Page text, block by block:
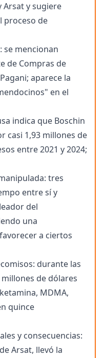
Arsat y sugiere
proceso de
se mencionan
de Compras de
aparece la
en el
indica que Boschin
casi 1,93 millones de
entre 2021 y 2024;
tres
entre sí y
del
una
a ciertos
durante las
de dólares
MDMA,
quince
y consecuencias:
Arsat, llevó la